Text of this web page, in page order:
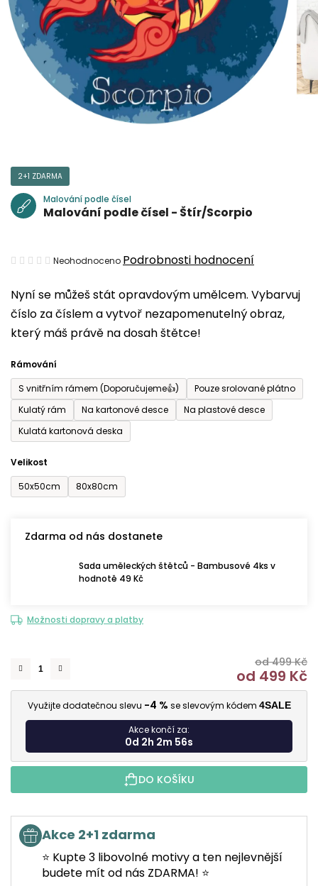
Nyní se můžeš stát opravdovým umělcem. Vybarvuj
číslo za číslem a vytvoř nezapomenutelný obraz,
který máš právě na dosah štětce!
Rámování
S vnitřním rámem (Doporučujeme👍)
Pouze srolované plátno
Kulatý rám
Na kartonové desce
Na plastové desce
Kulatá kartonová deska
Velikost
50x50cm
80x80cm
Zdarma od nás dostanete
Sada uměleckých štětců - Bambusové 4ks v
hodnotě 49 Kč
Možnosti dopravy a platby
od 499 Kč
od 499 Kč
Využijte dodatečnou slevu -4 % se slevovým kódem 4SALE
Akce končí za:
0d 2h 2m 55s
DO KOŠÍKU
Akce 2+1 zdarma
⭐ Kupte 3 libovolné motivy a ten nejlevnější
budete mít od nás ZDARMA! ⭐
2+1 ZDARMA
Malování podle čísel
Malování podle čísel - Štír/Scorpio
Průměrné
produktu
je
0,0
5
hvězdiček.
Neohodnoceno Podrobnosti hodnocení